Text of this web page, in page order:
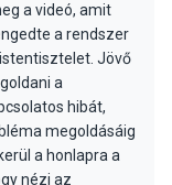
a videó, amit
a rendszer
Jövő
a
hibát,
megoldásáig
a honlapra a
nézi az